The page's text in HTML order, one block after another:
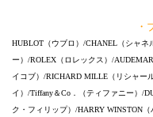
・
HUBLOT（ウブロ）/CHANEL（シャ
ー）/ROLEX（ロレックス）/
イコブ）/RICHARD MILLE（リシャー
イ）/Tiffany＆Co．（ティファニー）/
ク・フィリップ）/HARRY WINSTON